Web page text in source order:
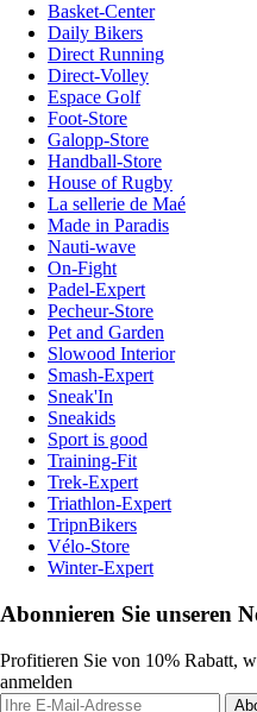
Basket-Center
Daily Bikers
Direct Running
Direct-Volley
Espace Golf
Foot-Store
Galopp-Store
Handball-Store
House of Rugby
La sellerie de Maé
Made in Paradis
Nauti-wave
On-Fight
Padel-Expert
Pecheur-Store
Pet and Garden
Slowood Interior
Smash-Expert
Sneak'In
Sneakids
Sport is good
Training-Fit
Trek-Expert
Triathlon-Expert
TripnBikers
Vélo-Store
Winter-Expert
Abonnieren Sie unseren
Profitieren Sie von 10% Rabatt,
anmelden